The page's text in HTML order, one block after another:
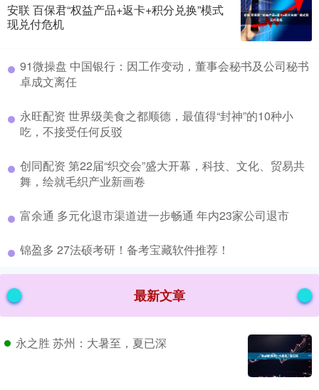
安联 百保君“权益产品+返卡+积分兑换”模式
现兑付危机
​91微操盘 中国银行：因工作变动，董事会秘书及公司秘书
卓成文离任
​永旺配资 世界级美食之都顺德，最值得“封神”的10种小
吃，不接受任何反驳
​创同配资 第22届“织交会”盛大开幕，科技、文化、贸易共
舞，绘就毛织产业新画卷
​富余通 多元化退市渠道进一步畅通 年内23家公司退市
​锦盈多 27法硕考研！备考宝藏软件推荐！
最新文章
永之胜 苏州：大暑至，夏已深